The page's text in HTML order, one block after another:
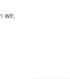
wir,